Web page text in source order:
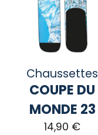
Chaussettes
COUPE DU
MONDE 23
14,90 €